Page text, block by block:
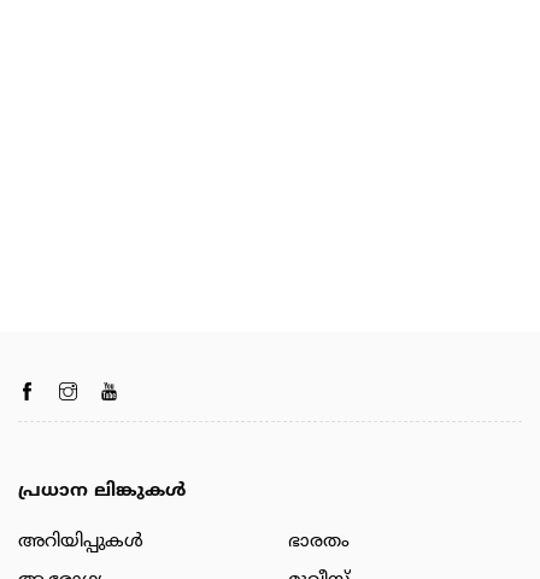
പ്രധാന ലിങ്കുകൾ
അറിയിപ്പുകള്‍
ഭാരതം